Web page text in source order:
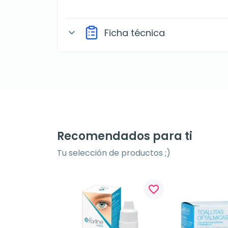
expand_more Ficha técnica
Recomendados para ti
Tu selección de productos ;)
favorite_border